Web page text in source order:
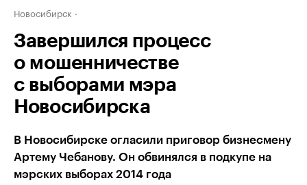
Новосибирск
Завершился процесс
о мошенничестве
с выборами мэра
Новосибирска
В Новосибирске огласили приговор бизнесмену
Артему Чебанову. Он обвинялся в подкупе на
мэрских выборах 2014 года